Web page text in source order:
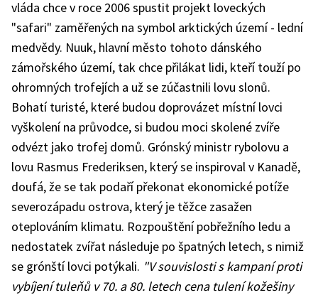
vláda chce v roce 2006 spustit projekt loveckých
"safari" zaměřených na symbol arktických území - lední
medvědy. Nuuk, hlavní město tohoto dánského
zámořského území, tak chce přilákat lidi, kteří touží po
ohromných trofejích a už se zúčastnili lovu slonů.
Bohatí turisté, které budou doprovázet místní lovci
vyškolení na průvodce, si budou moci skolené zvíře
odvézt jako trofej domů. Grónský ministr rybolovu a
lovu Rasmus Frederiksen, který se inspiroval v Kanadě,
doufá, že se tak podaří překonat ekonomické potíže
severozápadu ostrova, který je těžce zasažen
oteplováním klimatu. Rozpouštění pobřežního ledu a
nedostatek zvířat následuje po špatných letech, s nimiž
se grónští lovci potýkali. "V souvislosti s kampaní proti
vybíjení tuleňů v 70. a 80. letech cena tulení kožešiny